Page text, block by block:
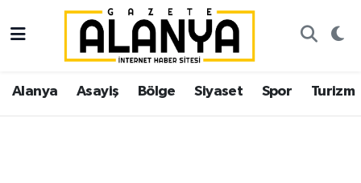
Alanya Asayiş Bölge Siyaset Spor Turizm
Alanya
Asayiş
İstanbul Nöbetçi Eczaneler
İstanbul Hava Durumu